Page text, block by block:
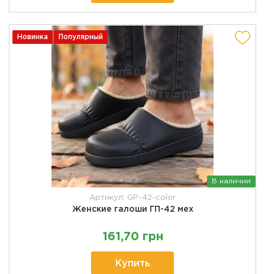
Новинка Популярный
В наличии
Артикул: GP-42-color
Женские галоши ГП-42 мех
161,70 грн
Купить